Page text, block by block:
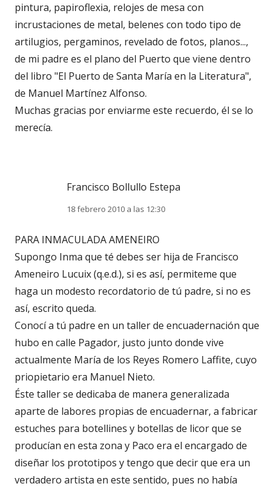
pintura, papiroflexia, relojes de mesa con
incrustaciones de metal, belenes con todo tipo de
artilugios, pergaminos, revelado de fotos, planos...,
de mi padre es el plano del Puerto que viene dentro
del libro "El Puerto de Santa María en la Literatura",
de Manuel Martínez Alfonso.
Muchas gracias por enviarme este recuerdo, él se lo
merecía.
Francisco Bollullo Estepa
18 febrero 2010 a las 12:30
PARA INMACULADA AMENEIRO
Supongo Inma que té debes ser hija de Francisco
Ameneiro Lucuix (q.e.d.), si es así, permiteme que
haga un modesto recordatorio de tú padre, si no es
así, escrito queda.
Conocí a tú padre en un taller de encuadernación que
hubo en calle Pagador, justo junto donde vive
actualmente María de los Reyes Romero Laffite, cuyo
priopietario era Manuel Nieto.
Éste taller se dedicaba de manera generalizada
aparte de labores propias de encuadernar, a fabricar
estuches para botellines y botellas de licor que se
producían en esta zona y Paco era el encargado de
diseñar los prototipos y tengo que decir que era un
verdadero artista en este sentido, pues no había